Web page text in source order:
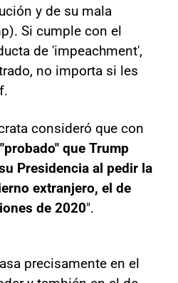
y de su mala
Si cumple con el
de 'impeachment',
no importa si les
consideró que con
"probado" que Trump
Presidencia al pedir la
extranjero, el de
de 2020".
precisamente en el